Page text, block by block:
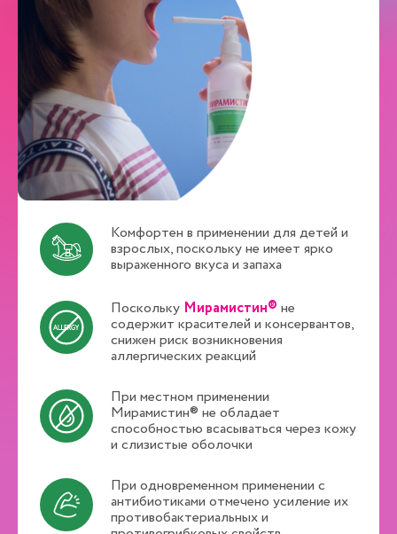
Комфортен в применении для детей и
взрослых, поскольку не имеет ярко
выраженного вкуса и запаха
Поскольку Мирамистин® не
содержит красителей и консервантов,
снижен риск возникновения
аллергических реакций
При местном применении
Мирамистин® не обладает
способностью всасываться через кожу
и слизистые оболочки
При одновременном применении с
антибиотиками отмечено усиление их
противобактериальных и